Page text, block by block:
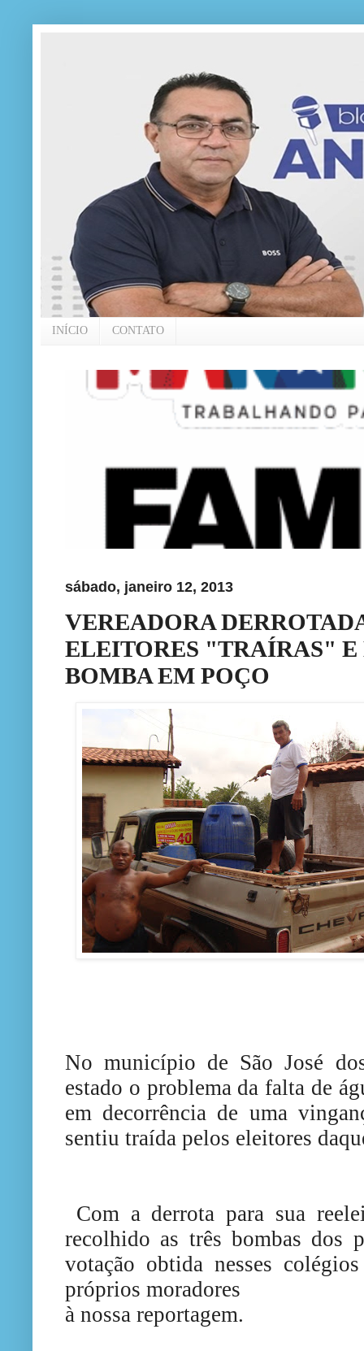
INÍCIO CONTATO
sábado, janeiro 12, 2013
VEREADORA
ELEITORES "TRAÍRAS"
BOMBA EM POÇO
No município de São José
estado o problema da falta de
em decorrência de uma
sentiu traída pelos eleitores
Com a derrota para sua
recolhido as três bombas dos
votação obtida nesses
próprios moradores
à nossa reportagem.